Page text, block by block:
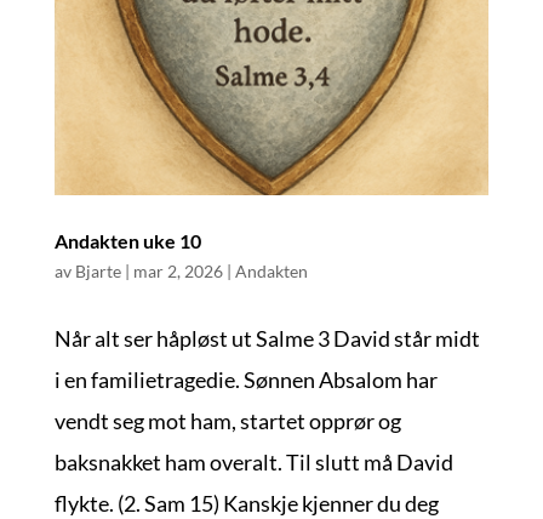
Andakten uke 10
av Bjarte| mar 2, 2026| Andakten
Når alt ser håpløst ut Salme 3 David står midt
i en familietragedie. Sønnen Absalom har
vendt seg mot ham, startet opprør og
baksnakket ham overalt. Til slutt må David
flykte. (2. Sam 15) Kanskje kjenner du deg